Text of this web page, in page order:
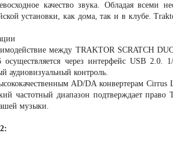
качество звука. Обладая всеми
установки, как дома, так и в клубе.
между TRAKTOR SCRATCH
через интерфейс USB 2.0.
аудиовизуальный контроль.
AD/DA конвертерам
частотный диапазон подтверждает право
музыки.